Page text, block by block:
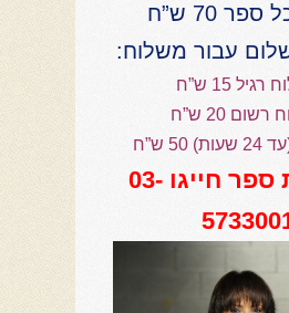
70 ש”ח
עבור משלוח:
15 ש”ח
20 ש”ח
ש”ח
לרכישת ספר חייגו 03-